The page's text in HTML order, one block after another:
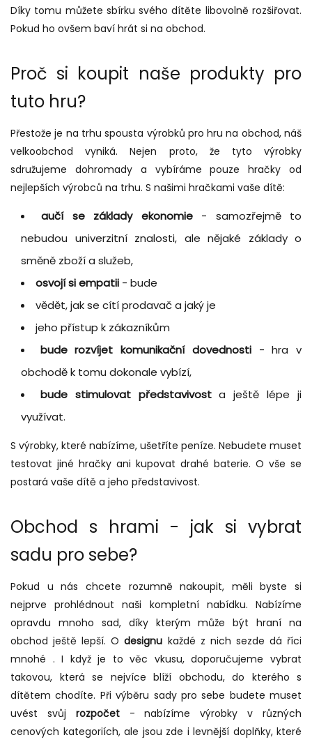
Díky tomu můžete sbírku svého dítěte libovolně rozšiřovat.
Pokud ho ovšem baví hrát si na obchod.
Proč si koupit naše produkty pro
tuto hru?
Přestože je na trhu spousta výrobků pro hru na obchod, náš
velkoobchod vyniká. Nejen proto, že tyto výrobky
sdružujeme dohromady a vybíráme pouze hračky od
nejlepších výrobců na trhu. S našimi hračkami vaše dítě:
aučí se základy ekonomie- samozřejmě to
nebudou univerzitní znalosti, ale nějaké základy o
směně zboží a služeb,
osvojí si empatii - bude
vědět, jak se cítí prodavač a jakýje
jeho přístup k zákazníkům
bude rozvíjet komunikační dovednosti- hra v
obchodě k tomu dokonale vybízí,
bude stimulovat představivosta ještě lépe ji
využívat.
S výrobky, které nabízíme, ušetříte peníze. Nebudete muset
testovat jiné hračky ani kupovat drahé baterie. O vše se
postará vaše dítě a jeho představivost.
Obchod s hrami - jak si vybrat
sadu pro sebe?
Pokud u nás chcete rozumně nakoupit, měli byste si
nejprve prohlédnout naši kompletní nabídku. Nabízíme
opravdu mnoho sad, díky kterým může být hraní na
obchod ještě lepší. Odesignu každé z nich sezde dá říci
mnohé . I když je to věc vkusu, doporučujeme vybrat
takovou, která se nejvíce blíží obchodu, do kterého s
dítětem chodíte. Při výběru sady pro sebe budete muset
uvést svůj rozpočet- nabízíme výrobky v různých
cenových kategoriích, ale jsou zde i levnější doplňky, které